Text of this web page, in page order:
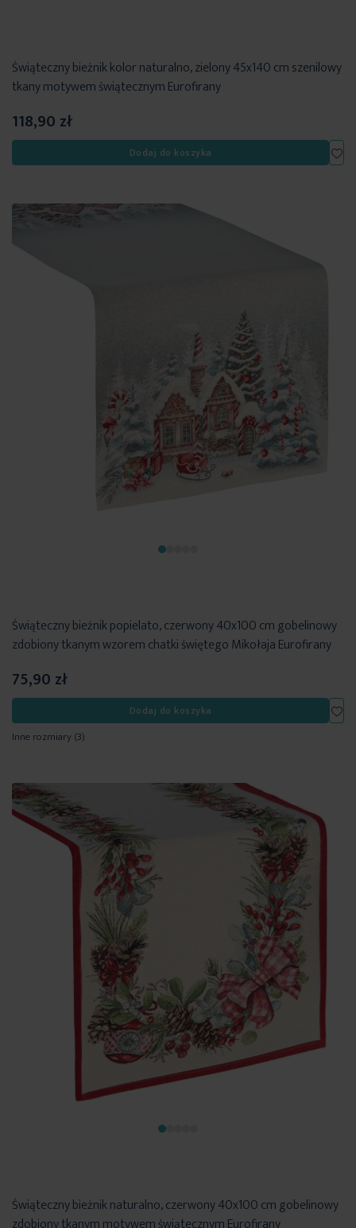
Świąteczny bieżnik kolor naturalno, zielony 45x140 cm szenilowy
tkany motywem świątecznym Eurofirany
118,90 zł
Dodaj do koszyka
Świąteczny bieżnik popielato, czerwony 40x100 cm gobelinowy
zdobiony tkanym wzorem chatki świętego Mikołaja Eurofirany
75,90 zł
Dodaj do koszyka
Inne rozmiary(3)
Świąteczny bieżnik naturalno, czerwony 40x100 cm gobelinowy